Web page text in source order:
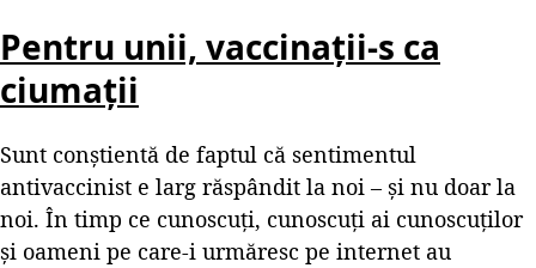
Pentru unii, vaccinații-s ca
ciumații
Sunt conștientă de faptul că sentimentul
antivaccinist e larg răspândit la noi – și nu doar la
noi. În timp ce cunoscuți, cunoscuți ai cunoscuților
și oameni pe care-i urmăresc pe internet au